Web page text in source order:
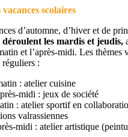
scolaires
d’automne, d’hiver et de
déroulent les mardis et jeudis,
et l’après-midi. Les thèmes
réguliers :
: atelier cuisine
midi : jeux de société
: atelier sportif en
valrassiennes
midi : atelier artistique